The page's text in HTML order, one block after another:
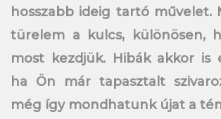
hosszabb ideig tartó művelet.
türelem a kulcs, különösen,
most kezdjük. Hibák akkor is
ha Ön már tapasztalt
még így mondhatunk újat a